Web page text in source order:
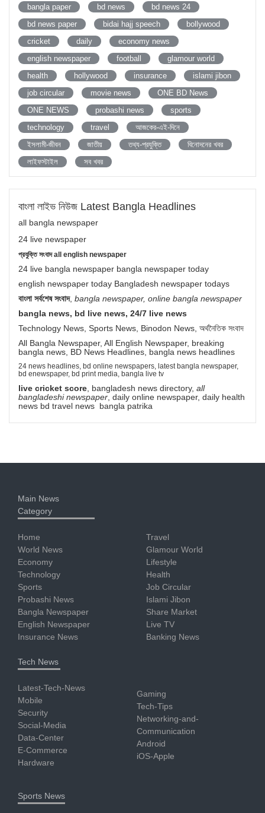
bangla paper
bd news
bd news 24
bd news paper
bidai hajj speech
bollywood
cricket
daily
economy news
english newspaper
football
glamour world
health
hollywood insurance
islami jibon
job circular
movie news
ONE BD News
ONE NEWS
probashi news
sports
technology
travel
আজকের-এই-দিনে
ইসলামী-জীবন
জাতীয় তথ্য-প্রযুক্তি
বিনোদনের খবর
লাইফস্টাইল
সব খবর
বাংলা লাইভ নিউজ Latest Bangla Headlines
all bangla newspaper
24 live newspaper
প্রযুক্তি সংবাদ all english newspaper
24 live bangla newspaper bangla newspaper today
english newspaper today Bangladesh newspaper todays
বাংলা সর্বশেষ সংবাদ, bangla newspaper, online bangla newspaper
bangla news, bd live news, 24/7 live news
Technology News, Sports News, Binodon News, অর্থনৈতিক সংবাদ
All Bangla Newspaper, All English Newspaper, breaking
bangla news, BD News Headlines, bangla news headlines
24 news headlines, bd online newspapers, latest bangla newspaper,
bd enewspaper, bd print media, bangla live tv
live cricket score , bangladesh news directory, all
bangladeshi newspaper , daily online newspaper, daily health
news bd travel news bangla patrika
Main News
Category
Home
World News
Economy
Technology
Sports
Probashi News
Bangla Newspaper
English Newspaper
Insurance News
Travel
Glamour World
Lifestyle
Health
Job Circular
Islami Jibon
Share Market
Live TV
Banking News
Tech News
Latest-Tech-News
Mobile
Security
Social-Media
Data-Center
E-Commerce
Hardware
Gaming
Tech-Tips
Networking-and-
Communication
Android
iOS-Apple
Sports News